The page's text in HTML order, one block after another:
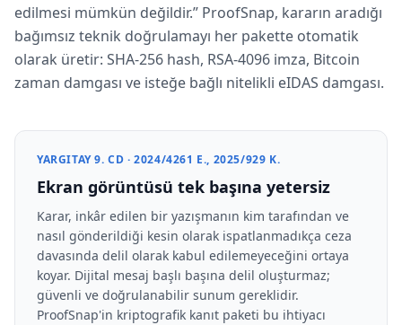
edilmesi mümkün değildir. ProofSnap, kararın aradığı
bağımsız teknik doğrulamayı her pakette otomatik
olarak üretir: SHA-256 hash, RSA-4096 imza, Bitcoin
zaman damgası ve isteğe bağlı nitelikli eIDAS damgası.
YARGITAY 9. CD · 2024/4261 E., 2025/929 K.
Ekran görüntüsü tek başına yetersiz
Karar, inkâr edilen bir yazışmanın kim tarafından ve
nasıl gönderildiği kesin olarak ispatlanmadıkça ceza
davasında delil olarak kabul edilemeyeceğini ortaya
koyar. Dijital mesaj başlı başına delil oluşturmaz;
güvenli ve doğrulanabilir sunum gereklidir.
ProofSnap'in kriptografik kanıt paketi bu ihtiyacı